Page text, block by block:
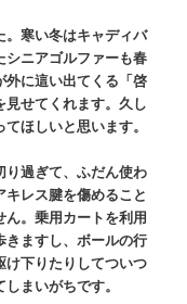
寒い冬はキャディバ
シニアゴルファーも春
に這い出てくる「啓
せてくれます。久し
ほしいと思います。
過ぎて、ふだん使わ
レス腱を傷めること
。乗用カートを利用
きますし、ボールの行
下りたりしてついつ
まいがちです。